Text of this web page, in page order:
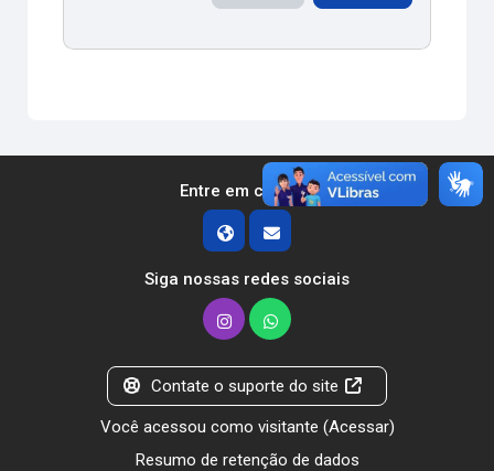
Entre em contato
Siga nossas redes sociais
Contate o suporte do site
Você acessou como visitante (Acessar)
Resumo de retenção de dados